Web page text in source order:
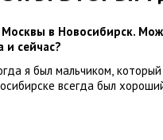
в Новосибирск.
и сейчас?
я был мальчиком,
всегда был